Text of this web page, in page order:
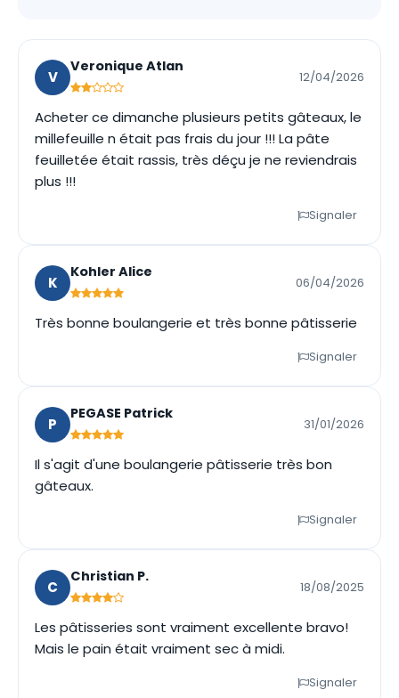
V
Veronique Atlan
12/04/2026
Acheter ce dimanche plusieurs petits gâteaux, le
millefeuille n était pas frais du jour !!! La pâte
feuilletée était rassis, très déçu je ne reviendrais
plus !!!
Signaler
K
Kohler Alice
06/04/2026
Très bonne boulangerie et très bonne pâtisserie
Signaler
P
PEGASE Patrick
31/01/2026
Il s'agit d'une boulangerie pâtisserie très bon
gâteaux.
Signaler
C
Christian P.
18/08/2025
Les pâtisseries sont vraiment excellente bravo!
Mais le pain était vraiment sec à midi.
Signaler